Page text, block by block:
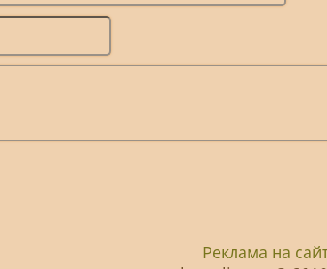
Реклама на